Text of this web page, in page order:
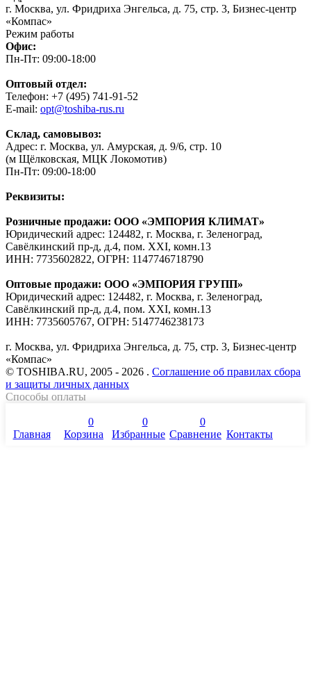
г. Москва, ул. Фридриха Энгельса, д. 75, стр. 3, Бизнес-центр
«Компас»
Режим работы
Офис:
Пн-Пт: 09:00-18:00
Оптовый отдел:
Телефон: +7 (495) 741-91-52
E-mail: opt@toshiba-rus.ru
Склад, самовывоз:
Адрес: г. Москва, ул. Амурская, д. 9/6, стр. 10
(м Щёлковская, МЦК Локомотив)
Пн-Пт: 09:00-18:00
Реквизиты:
Розничные продажи: ООО «ЭМПОРИЯ КЛИМАТ»
Юридический адрес: 124482, г. Москва, г. Зеленоград,
Савёлкинский пр-д, д.4, пом. XXI, комн.13
ИНН: 7735602822, ОГРН: 1147746718790
Оптовые продажи: ООО «ЭМПОРИЯ ГРУПП»
Юридический адрес: 124482, г. Москва, г. Зеленоград,
Савёлкинский пр-д, д.4, пом. XXI, комн.13
ИНН: 7735605767, ОГРН: 5147746238173
г. Москва, ул. Фридриха Энгельса, д. 75, стр. 3, Бизнес-центр
«Компас»
© TOSHIBA.RU, 2005 - 2026 . Соглашение об правилах сбора
и защиты личных данных
Способы оплаты
Главная
0
Корзина
0
Избранные
0
Сравнение Контакты